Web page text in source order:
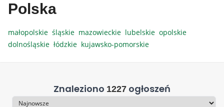
Polska
małopolskie śląskie mazowieckie lubelskie opolskie
dolnośląskie łódzkie kujawsko-pomorskie
Znaleziono 1227 ogłoszeń